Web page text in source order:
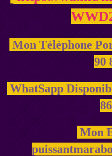
Mon Téléphone
90
WhatSapp
Mon